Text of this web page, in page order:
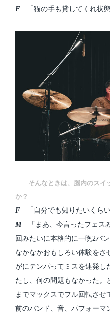
F 「猫の手も貸してくれ状態
――そんなときは、脳内のスイ
か？
F 「自分でも知りたいくらい
M「まあ、今言ったフェス
回みたいに本格的に一晩2バ
なかなかおもしろい体験をさ
がにテンパってミスを連発し
たし、何の問題もなかった
までマックスでフル回転さ
前のバンド、音、パフォーマ